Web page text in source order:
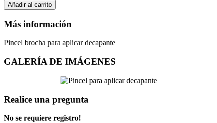
Añadir al carrito
Más información
Pincel brocha para aplicar decapante
GALERÍA DE IMÁGENES
Realice una pregunta
No se requiere registro!